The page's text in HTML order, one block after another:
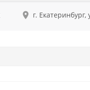
г.